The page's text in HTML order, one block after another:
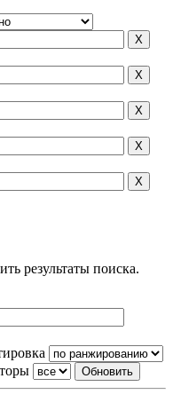
результаты поиска.